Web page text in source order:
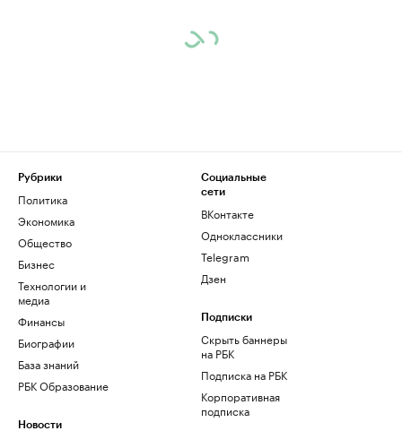
Рубрики
Политика
Экономика
Общество
Бизнес
Технологии и
медиа
Финансы
Биографии
База знаний
РБК Образование
Новости
Социальные
сети
ВКонтакте
Одноклассники
Telegram
Дзен
Подписки
Скрыть баннеры
на РБК
Подписка на РБК
Корпоративная
подписка